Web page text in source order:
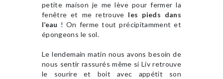
petite maison je me lève pour fermer la
fenêtre et me retrouve les pieds dans
l’eau ! On ferme tout précipitamment et
épongeons le sol.
Le lendemain matin nous avons besoin de
nous sentir rassurés même si Liv retrouve
le sourire et boit avec appétit son